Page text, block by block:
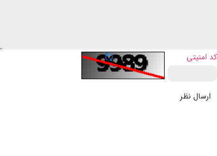
تازه سازی CAPTCHA کد امنیتی
ارسال نظر